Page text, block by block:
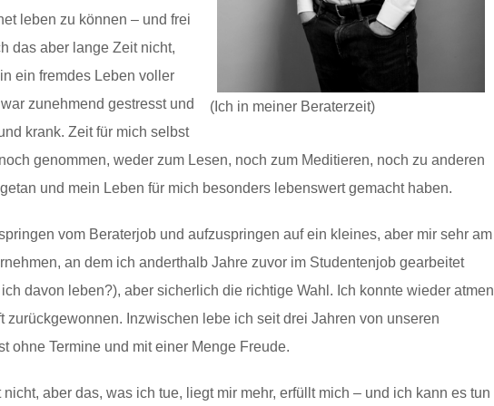
(Ich in meiner Beraterzeit)
leben zu können – und frei
das aber lange Zeit nicht,
ein fremdes Leben voller
zunehmend gestresst und
krank. Zeit für mich selbst
genommen, weder zum Lesen, noch zum Meditieren, noch zu anderen
und mein Leben für mich besonders lebenswert gemacht haben.
vom Beraterjob und aufzuspringen auf ein kleines, aber mir sehr am
an dem ich anderthalb Jahre zuvor im Studentenjob gearbeitet
davon leben?), aber sicherlich die richtige Wahl. Ich konnte wieder atmen
zurückgewonnen. Inzwischen lebe ich seit drei Jahren von unseren
ohne Termine und mit einer Menge Freude.
aber das, was ich tue, liegt mir mehr, erfüllt mich – und ich kann es tun